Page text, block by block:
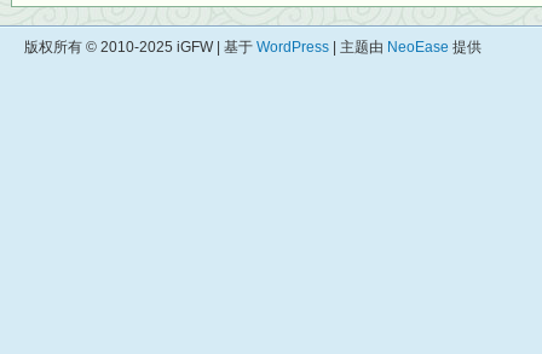
版权所有 © 2010-2025 iGFW | 基于 WordPress | 主题由 NeoEase 提供